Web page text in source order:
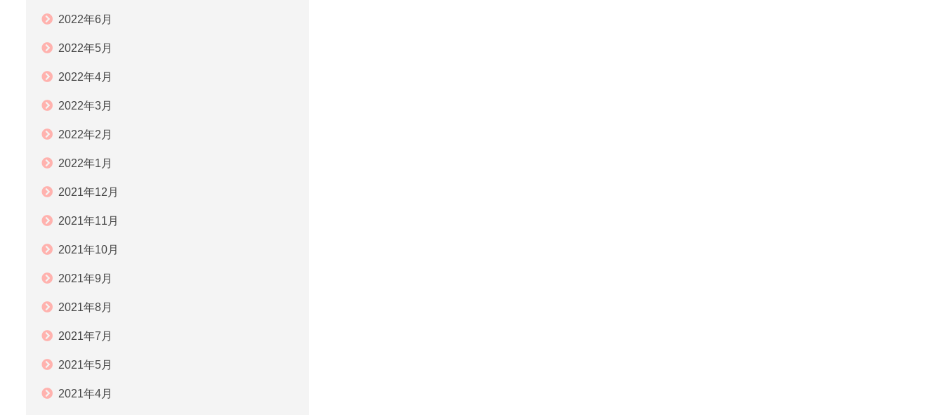
2022年6月
2022年5月
2022年4月
2022年3月
2022年2月
2022年1月
2021年12月
2021年11月
2021年10月
2021年9月
2021年8月
2021年7月
2021年5月
2021年4月